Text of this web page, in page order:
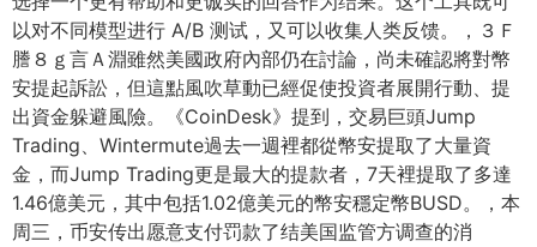
以对不同模型进行 A/B 测试，又可以收集人类反馈。，３Ｆ
謄８ｇ言Ａ淵雖然美國政府內部仍在討論，尚未確認將對幣
安提起訴訟，但這點風吹草動已經促使投資者展開行動、提
出資金躲避風險。《CoinDesk》提到，交易巨頭Jump
Trading、Wintermute過去一週裡都從幣安提取了大量資
金，而Jump Trading更是最大的提款者，7天裡提取了多達
1.46億美元，其中包括1.02億美元的幣安穩定幣BUSD。，本
周三，币安传出愿意支付罚款了结美国监管方调查的消